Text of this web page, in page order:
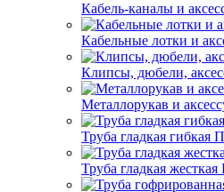
Кабель-каналы и
Кабельные лотки и
Клипсы, дюбели,
Металлорукав и
Труба гладкая гибкая
Труба гладкая